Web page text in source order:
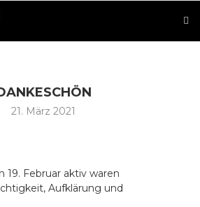
21. März 2021
19. Februar aktiv waren
Aufklärung und